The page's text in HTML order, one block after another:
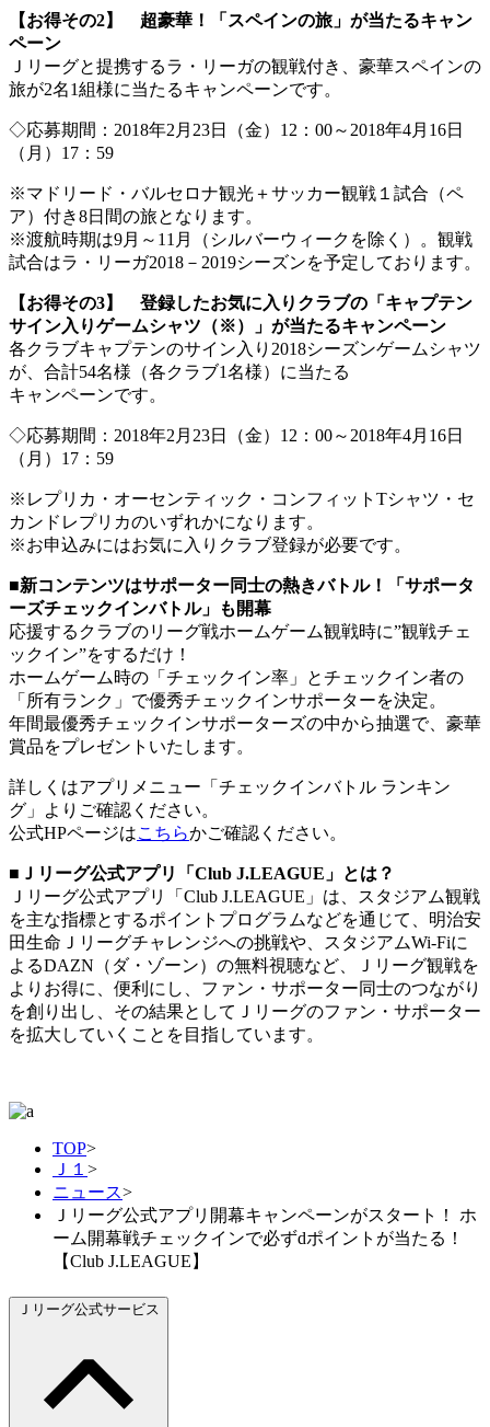
【お得その2】 超豪華！「スペインの旅」が当たるキャン
ペーン
Ｊリーグと提携するラ・リーガの観戦付き、豪華スペインの
旅が2名1組様に当たるキャンペーンです。
◇応募期間：2018年2月23日（金）12：00～2018年4月16日
（月）17：59
※マドリード・バルセロナ観光＋サッカー観戦１試合（ペ
ア）付き8日間の旅となります。
※渡航時期は9月～11月（シルバーウィークを除く）。観戦
試合はラ・リーガ2018－2019シーズンを予定しております。
【お得その3】 登録したお気に入りクラブの「キャプテン
サイン入りゲームシャツ（※）」が当たるキャンペーン
各クラブキャプテンのサイン入り2018シーズンゲームシャツ
が、合計54名様（各クラブ1名様）に当たる
キャンペーンです。
◇応募期間：2018年2月23日（金）12：00～2018年4月16日
（月）17：59
※レプリカ・オーセンティック・コンフィットTシャツ・セ
カンドレプリカのいずれかになります。
※お申込みにはお気に入りクラブ登録が必要です。
■新コンテンツはサポーター同士の熱きバトル！「サポータ
ーズチェックインバトル」も開幕
応援するクラブのリーグ戦ホームゲーム観戦時に”観戦チェ
ックイン”をするだけ！
ホームゲーム時の「チェックイン率」とチェックイン者の
「所有ランク」で優秀チェックインサポーターを決定。
年間最優秀チェックインサポーターズの中から抽選で、豪華
賞品をプレゼントいたします。
詳しくはアプリメニュー「チェックインバトル ランキン
グ」よりご確認ください。
公式HPページはこちらかご確認ください。
■Ｊリーグ公式アプリ「Club J.LEAGUE」とは？
Ｊリーグ公式アプリ「Club J.LEAGUE」は、スタジアム観戦
を主な指標とするポイントプログラムなどを通じて、明治安
田生命Ｊリーグチャレンジへの挑戦や、スタジアムWi-Fiに
よるDAZN（ダ・ゾーン）の無料視聴など、Ｊリーグ観戦を
よりお得に、便利にし、ファン・サポーター同士のつながり
を創り出し、その結果としてＪリーグのファン・サポーター
を拡大していくことを目指しています。
TOP>
Ｊ１ >
ニュース>
Ｊリーグ公式アプリ開幕キャンペーンがスタート！ ホ
ーム開幕戦チェックインで必ずdポイントが当たる！
【Club J.LEAGUE】
Ｊリーグ公式サービス